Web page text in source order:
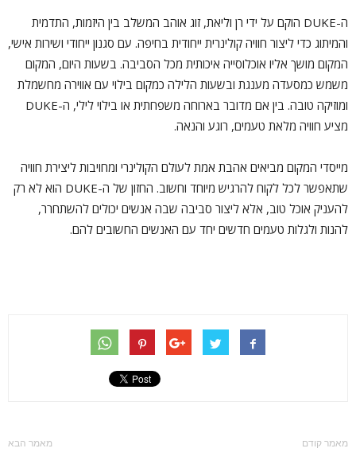
ה-DUKE הוקם על ידי רן וליאת, זוג אוהב המשלב בין היזמות, התדמית
והמיתוג כדי ליצור חוויה קולינרית ייחודית בחיפה. עם סגנון ייחודי ושירות אישי,
המקום מושך אליו אוכלוסייה איכותית מכל הסביבה. בשעות היום, המקום
משמש כמסעדה מענגת ובשעות הלילה כמקום בילוי עם אווירה מחשמלת
ומוזיקה טובה. בין אם מדובר בארוחה משפחתית או בילוי לילי, ה-DUKE
מציע חוויה מלאת טעמים, רוגע והנאה.
מייסדי המקום מביאים אהבת אמת לעולם הקולינרי ומחויבות ליצירת חוויה
שתאפשר לכל לקוח להרגיש מיוחד וחשוב. החזון של ה-DUKE הוא לא רק
להעניק אוכל טוב, אלא ליצור סביבה שבה אנשים יכולים להשתחרר,
להנות ולגלות טעמים חדשים יחד עם האנשים החשובים להם.
מאמר קודם מאמר הבא